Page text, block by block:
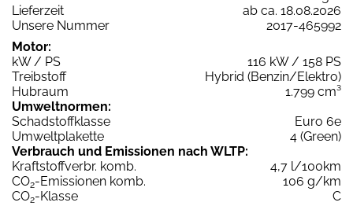
Lieferzeit
ab ca. 18.08.2026
Unsere Nummer
2017-465992
Motor:
kW / PS
116 kW / 158 PS
Treibstoff
Hybrid (Benzin/Elektro)
Hubraum
1.799 cm³
Umweltnormen:
Schadstoffklasse
Euro 6e
Umweltplakette
4 (Green)
Verbrauch und Emissionen nach WLTP:
Kraftstoffverbr. komb.
4,7 l/100km
CO2-Emissionen komb.
106 g/km
CO2-Klasse
C